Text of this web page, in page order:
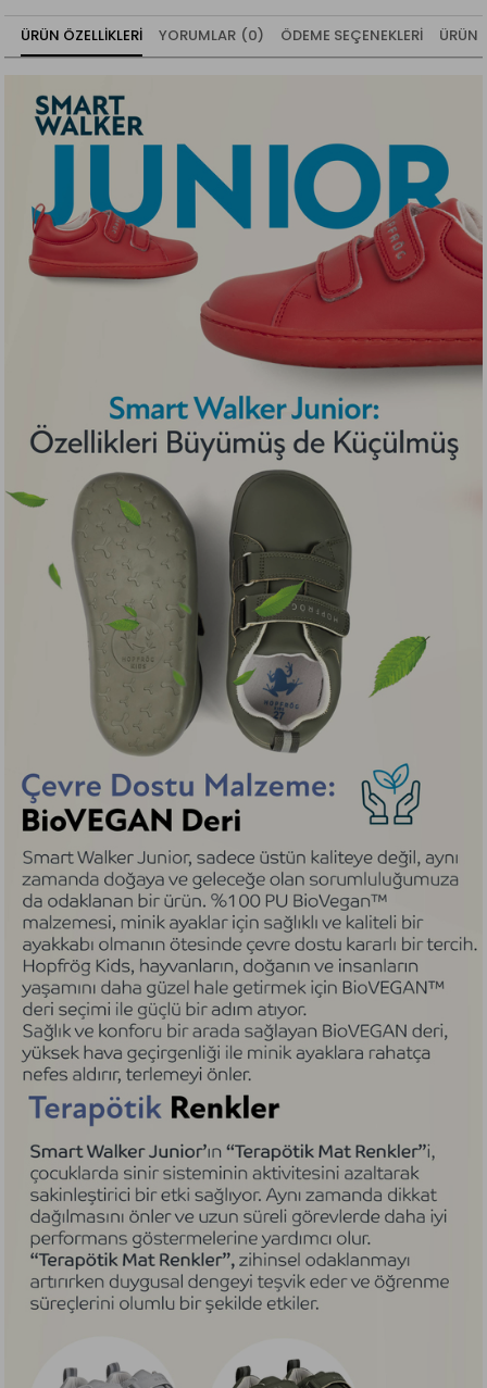
etki sağlıyor. Aynı zamanda dikkat dağılmasını
önler ve uzun süreli görevlerde daha iyi performans
Renkler”, zihinsel odaklanmayı artırırken duygusal
dengeyi teşvik eder ve öğrenme süreçlerini olumlu
bir şekilde etkiler.
AKILLI CIRT SISTEMI: SMART WINGVELCROS DUO
Çocuk dostu Hopfrög Kids’in özel olarak
tasarlandığı iki kanatlı akıllı cırt sistemi Smart
WingVelcros Duo ile yeni ayakkabı giymeye
başlayan minikler bile;
Ayakkabı cırtını nereden açacağını bilir!
Tek hamlede açar!
Yardım almadan kolaylıkla giyer!
Esneğen lastiği ile Smart WingVelcros Duo minik
ayakları eşit biçimde sıkmadan kavrar. Tombiş
ayaklarda cırtların kısa kalma problemini süper
esneyen akıllı cırt sistemi sayesinde tam kapanma
sağlayarak çözer.
ERGONOMIK DIL SISTEMI: HOP-CLICK TONGUE
Minikler ayakkabısını giyerken dil kısmı giyimi asla
zorlaştırmaz, katlanıp içeriye kaçmaz, rahatsızlık
vermez. Çünkü kilit sistemi ile dili tutar, kaydırmaz.
Hop-Click Tongue ayakkabıyı giymek için dili
kaldırdığında kilitlenerek yukarıda kalır, dilin içeriye
düşmesini engeller. Miniklerin kolayca giyebilmesi
için kooccaaammaaann bir alan açarak giymeyi
kolaylaştırır.
ÜRÜN ÖZELLIKLERI YORUMLAR (0) ÖDEME SEÇENEKLERI ÜRÜN